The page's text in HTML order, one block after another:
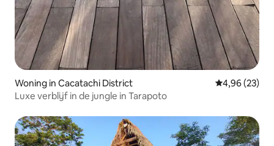
Woning in Cacatachi District Gemiddelde
4,96 (23)
Luxe verblijf in de jungle in Tarapoto